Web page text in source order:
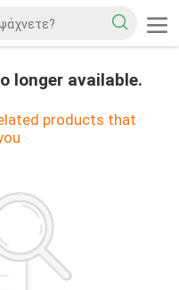
longer available.
products that